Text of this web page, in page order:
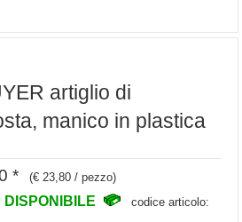
artiglio di
manico in plastica
* (€ 23,80 / pezzo)
DISPONIBILE
codice articolo: